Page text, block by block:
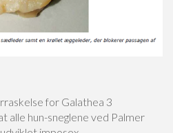
for Galathea 3
alle hun-sneglene ved Palmer